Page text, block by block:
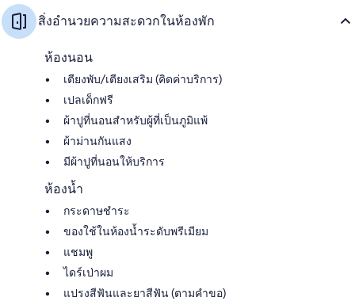
สิ่งอำนวยความสะดวกในห้องพัก
ห้องนอน
เตียงพับ/เตียงเสริม (คิดค่าบริการ)
เปลเด็กฟรี
ผ้าปูที่นอนสำหรับผู้ที่เป็นภูมิแพ้
ผ้าม่านกันแสง
มีผ้าปูที่นอนให้บริการ
ห้องน้ำ
กระดาษชำระ
ของใช้ในห้องน้ำระดับพรีเมียม
แชมพู
ไดร์เป่าผม
แปรงสีฟันและยาสีฟัน (ตามคำขอ)